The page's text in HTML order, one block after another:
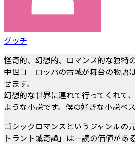
グッチ
怪奇的、幻想的、ロマンス的な独特
中世ヨーロッパの古城が舞台の物語
せます。
幻想的な世界に連れて行ってくれて
ような小説です。僕の好きな小説ベ
ゴシックロマンスというジャンルの
トラント城奇譚」は一読の価値があ